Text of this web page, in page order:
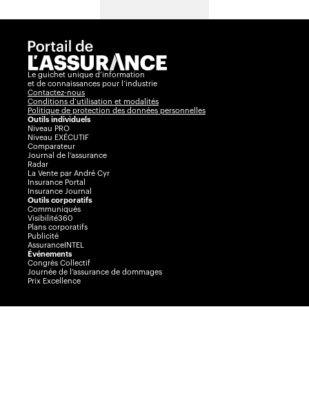
Le guichet unique d’information
et de connaissances pour l’industrie
Contactez-nous
Conditions d’utilisation et modalités
Politique de protection des données personnelles
Outils individuels
Niveau PRO
Niveau EXÉCUTIF
Comparateur
Journal de l’assurance
Radar
La Vente par André Cyr
Insurance Portal
Insurance Journal
Outils corporatifs
Communiqués
Visibilité360
Plans corporatifs
Publicité
AssuranceINTEL
Événements
Congrès Collectif
Journée de l’assurance de dommages
Prix Excellence